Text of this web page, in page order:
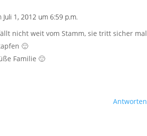
Juli 1, 2012 um 6:59 p.m.
nicht weit vom Stamm, sie tritt sicher mal
🙂
Familie 🙂
Antworten